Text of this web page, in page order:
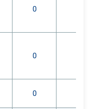
0
0
0